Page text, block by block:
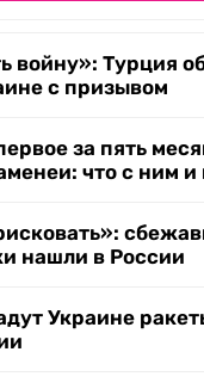
войну»: Турция
с призывом
за пять
что с ним и
нашли в России
Украине